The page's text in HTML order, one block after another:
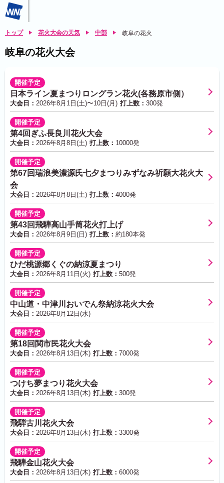
トップ 花火大会の天気 中部 岐阜の花火
岐阜の花火大会
開催予定
日本ライン夏まつりロングラン花火(各務原市側）
大会日： 2026年8月1日(土)〜10日(月) 打上数： 300発
開催予定
第4回ぎふ長良川花火大会
大会日： 2026年8月8日(土) 打上数： 10000発
開催予定
第67回瑞浪美濃源氏七夕まつりみずなみ祈願大花火大
会
大会日： 2026年8月8日(土) 打上数： 4000発
開催予定
第43回飛騨高山手筒花火打上げ
大会日： 2026年8月9日(日) 打上数： 約180本発
開催予定
ひだ桃源郷くぐの納涼夏まつり
大会日： 2026年8月11日(火) 打上数： 500発
開催予定
中山道・中津川おいでん祭納涼花火大会
大会日： 2026年8月12日(水)
開催予定
第18回関市民花火大会
大会日： 2026年8月13日(木) 打上数： 7000発
開催予定
つけち夢まつり花火大会
大会日： 2026年8月13日(木) 打上数： 300発
開催予定
飛騨古川花火大会
大会日： 2026年8月13日(木) 打上数： 3300発
開催予定
飛騨金山花火大会
大会日： 2026年8月13日(木) 打上数： 6000発